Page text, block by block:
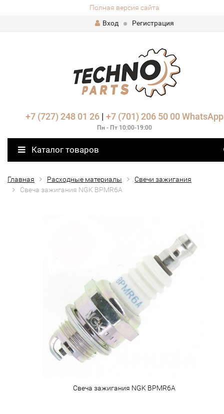
Полная версия сайта
Вход
Регистрация
+7 (727) 248 01 26| +7 (701) 206 50 00 WhatsApp
Пн - Пт 10:00-19:00
Каталог товаров
Главная Расходные материалы
Свечи зажигания
Свеча зажигания NGK BPMR6A
Свеча зажигания NGK BPMR6A